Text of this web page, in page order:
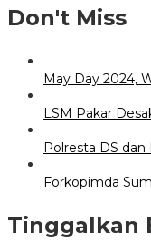
Don't Miss
May Day 2024,
LSM Pakar
Polresta DS dan
Forkopimda
Tinggalkan